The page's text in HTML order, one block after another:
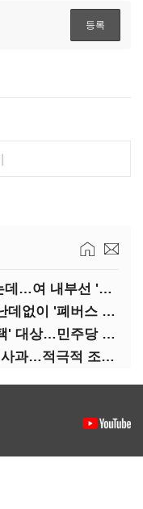
이 대통령, '공급' 팔 걷어붙였는데…여 내부선 '부동산 망언'(종합)
공급 속도전 외치더니…황희, 난데없이 '폐버스 리모델링' 제안
송영길 측 "정청래, 국힘 '역선택' 대상…민주당 대표로 총선 지휘 못해"
이 대통령 "국가폭력 피해자에 사과…적극적 조사로 진실 밝혀야"